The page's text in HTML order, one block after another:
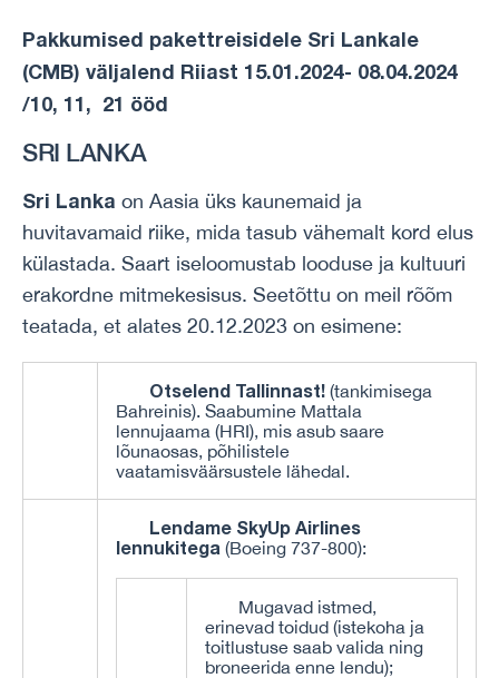
Pakkumised pakettreisidele Sri Lankale
(CMB) väljalend Riiast 15.01.2024- 08.04.2024
/10, 11, 21 ööd
SRI LANKA
Sri Lanka on Aasia üks kaunemaid ja
huvitavamaid riike, mida tasub vähemalt kord elus
külastada. Saart iseloomustab looduse ja kultuuri
erakordne mitmekesisus. Seetõttu on meil rõõm
teatada, et alates 20.12.2023 on esimene:
Otselend Tallinnast! (tankimisega
Bahreinis). Saabumine Mattala
lennujaama (HRI), mis asub saare
lõunaosas, põhilistele
vaatamisväärsustele lähedal.
Lendame SkyUp Airlines
lennukitega (Boeing 737-800):
Mugavad istmed,
erinevad toidud (istekoha ja
toitlustuse saab valida ning
broneerida enne lendu);